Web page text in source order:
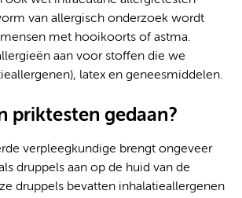
van allergisch onderzoek wordt
met hooikoorts of astma.
aan voor stoffen die we
latex en geneesmiddelen.
priktesten gedaan?
verpleegkundige brengt ongeveer
druppels aan op de huid van de
druppels bevatten inhalatieallergenen